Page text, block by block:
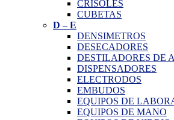
CRISOLES
CUBETAS
D – E
DENSIMETROS
DESECADORES
DESTILADORES DE
DISPENSADORES
ELECTRODOS
EMBUDOS
EQUIPOS DE
EQUIPOS DE MANO